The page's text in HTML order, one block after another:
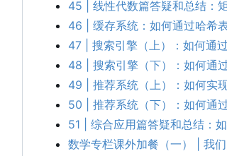
45 | 线性代数篇答疑和总结：
46 | 缓存系统：如何通过哈希
47 | 搜索引擎（上）：如何通
48 | 搜索引擎（下）：如何通
49 | 推荐系统（上）：如何实
50 | 推荐系统 （下） ： 如何通
51 | 综合应用篇答疑和总结：
数学专栏课外加餐（一） | 我